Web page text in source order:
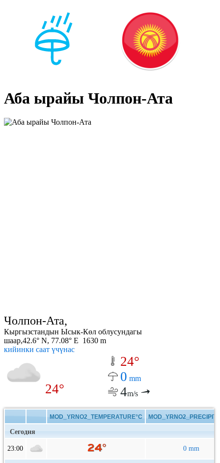
Аба ырайы Чолпон-Ата
Чолпон-Ата,
Кыргызстандын Ысык-Көл облусундагы
шаар,42.6° N, 77.08° E 1630 m
кийинки саат үчүнас
24°
24°
0 mm
4m/s
MOD_YRNO2_TEMPERATURE°C
Сегодня
23:00 0 mm